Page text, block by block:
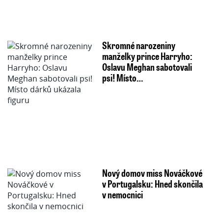
Skromné narozeniny
manželky prince Harryho:
Oslavu Meghan sabotovali
psi! Místo…
Nový domov miss Nováčkové
v Portugalsku: Hned skončila
v nemocnici